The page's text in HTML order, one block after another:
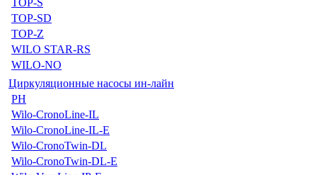
TOP-SD
TOP-Z
WILO STAR-RS
WILO-NO
Циркуляционные насосы ин-лайн
PH
Wilo-CronoLine-IL
Wilo-CronoLine-IL-E
Wilo-CronoTwin-DL
Wilo-CronoTwin-DL-E